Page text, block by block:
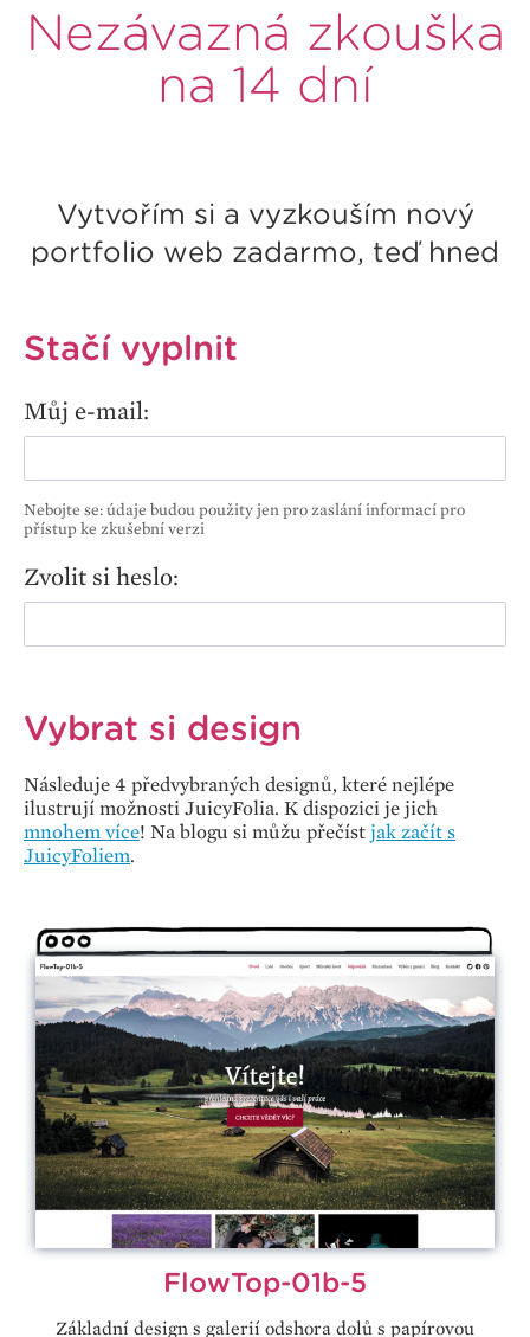
Nezávazná zkouška
na 14 dní
Vytvořím si a vyzkouším nový
portfolio web zadarmo, teď hned
Stačí vyplnit
Můj e-mail:
Nebojte se: údaje budou použity jen pro zaslání informací pro
přístup ke zkušební verzi
Zvolit si heslo:
Vybrat si design
Následuje 4 předvybraných designů, které nejlépe
ilustrují možnosti JuicyFolia. K dispozici je jich
mnohem více! Na blogu si můžu přečíst jak začít s
JuicyFoliem.
FlowTop-01b-5
Základní design s galerií odshora dolů s papírovou